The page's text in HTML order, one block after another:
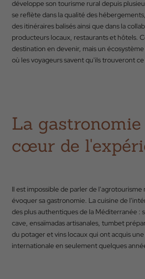
Départ
Code Promo
développe son tourisme rural depuis
se reflète dans la qualité des
des itinéraires balisés ainsi que dans la
producteurs locaux, restaurants et hôtels.
destination en devenir, mais un
où les voyageurs savent qu'ils trouveront
La gastronomie
cœur de
Il est impossible de parler de l'agrotourisme
évoquer sa gastronomie. La cuisine de
des plus authentiques de la Méditerranée :
cave, ensaïmadas artisanales, tumbet
du potager et vins locaux qui ont acquis
internationale en seulement quelques